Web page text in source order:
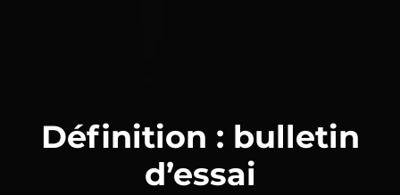
Définition : bulletin
d’essai